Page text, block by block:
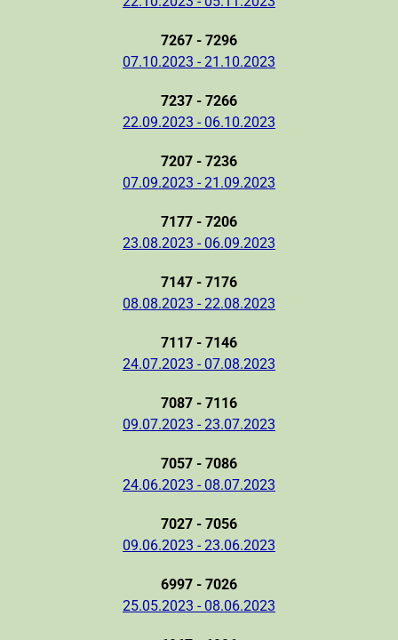
7267 - 7296
07.10.2023 - 21.10.2023
7237 - 7266
22.09.2023 - 06.10.2023
7207 - 7236
07.09.2023 - 21.09.2023
7177 - 7206
23.08.2023 - 06.09.2023
7147 - 7176
08.08.2023 - 22.08.2023
7117 - 7146
24.07.2023 - 07.08.2023
7087 - 7116
09.07.2023 - 23.07.2023
7057 - 7086
24.06.2023 - 08.07.2023
7027 - 7056
09.06.2023 - 23.06.2023
6997 - 7026
25.05.2023 - 08.06.2023